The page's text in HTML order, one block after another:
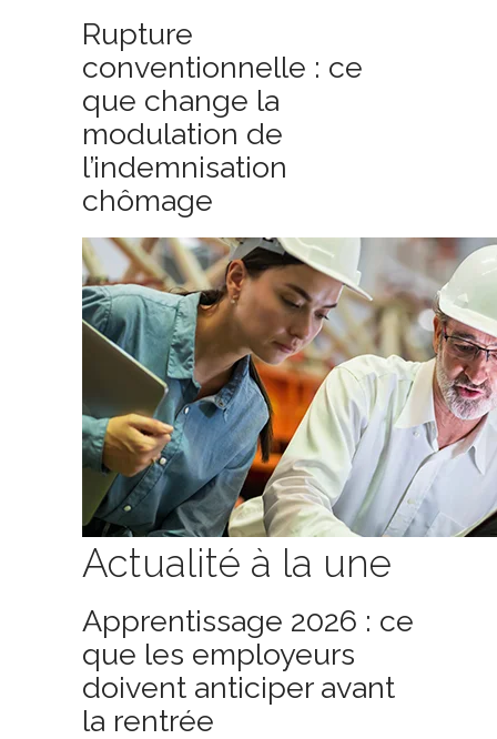
Rupture
conventionnelle : ce
que change la
modulation de
l’indemnisation
chômage
Actualité à la une
Apprentissage 2026 : ce
que les employeurs
doivent anticiper avant
la rentrée